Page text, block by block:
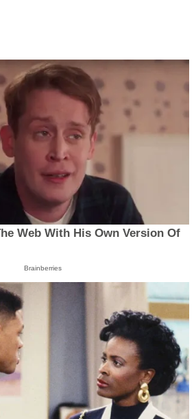
Web With His Own Version Of
Brainberries